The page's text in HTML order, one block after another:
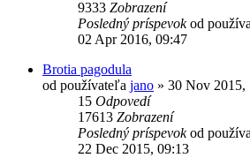
9333 Zobrazení
Posledný príspevokod
02 Apr 2016, 09:47
Brotia pagodula
od používateľa jano » 30 Nov 2015,
15 Odpovedí
17613 Zobrazení
Posledný príspevokod
22 Dec 2015, 09:13